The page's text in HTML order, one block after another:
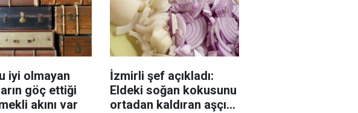
iyi olmayan
göç ettiği
akını var
İzmirli şef açıkladı:
Eldeki soğan kokusunu
ortadan kaldıran aşçı